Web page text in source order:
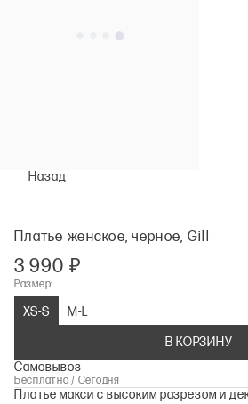
Назад
Платье женское, черное, Gill
3 990 ₽
Размер:
XS-S
M-L
В КОРЗИНУ
Самовывоз
Бесплатно / Сегодня
Платье макси с высоким разрезом и